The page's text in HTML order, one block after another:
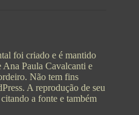
foi criado e é mantido
Ana Paula Cavalcanti e
Não tem fins
A reprodução de seu
a fonte e também